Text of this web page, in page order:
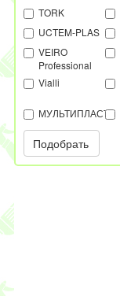
TORK
UCTEM-PLAS
VEIRO
Professional
Vialli
МУЛЬТИПЛАСТ
Подобрать